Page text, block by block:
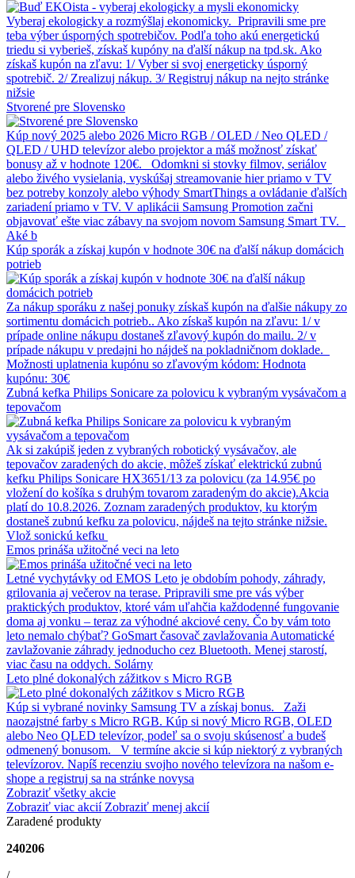
Vyberaj ekologicky a rozmýšlaj ekonomicky. Pripravili sme pre
teba výber úsporných spotrebičov. Podľa toho akú energetickú
triedu si vyberieš, získaš kupóny na ďalší nákup na tpd.sk. Ako
získaš kupón na zľavu: 1/ Vyber si svoj energeticky úsporný
spotrebič. 2/ Zrealizuj nákup. 3/ Registruj nákup na nejto stránke
nižsie
Stvorené pre Slovensko
Kúp nový 2025 alebo 2026 Micro RGB / OLED / Neo QLED /
QLED / UHD televízor alebo projektor a máš možnosť získať
bonusy až v hodnote 120€. Odomkni si stovky filmov, seriálov
alebo živého vysielania, vyskúšaj streamovanie hier priamo v TV
bez potreby konzoly alebo výhody SmartThings a ovládanie ďalších
zariadení priamo v TV. V aplikácii Samsung Promotion začni
objavovať ešte viac zábavy na svojom novom Samsung Smart TV.
Aké b
Kúp sporák a získaj kupón v hodnote 30€ na ďalší nákup domácich
potrieb
Za nákup sporáku z našej ponuky získaš kupón na ďalšie nákupy zo
sortimentu domácich potrieb.. Ako získaš kupón na zľavu: 1/ v
prípade online nákupu dostaneš zľavový kupón do mailu. 2/ v
prípade nákupu v predajni ho nájdeš na pokladničnom doklade.
Možnosti uplatnenia kupónu so zľavovým kódom: Hodnota
kupónu: 30€
Zubná kefka Philips Sonicare za polovicu k vybraným vysávačom a
tepovačom
Ak si zakúpiš jeden z vybraných robotický vysávačov, ale
tepovačov zaradených do akcie, môžeš získať elektrickú zubnú
kefku Philips Sonicare HX3651/13 za polovicu (za 14.95€ po
vložení do košíka s druhým tovarom zaradeným do akcie).Akcia
platí do 10.8.2026. Zoznam zaradených produktov, ku ktorým
dostaneš zubnú kefku za polovicu, nájdeš na tejto stránke nižsie.
Vlož sonickú kefku
Emos prináša užitočné veci na leto
Letné vychytávky od EMOS Leto je obdobím pohody, záhrady,
grilovania aj večerov na terase. Pripravili sme pre vás výber
praktických produktov, ktoré vám uľahčia každodenné fungovanie
doma aj vonku – teraz za výhodné akciové ceny. Čo by vám toto
leto nemalo chýbať? GoSmart časovač zavlažovania Automatické
zavlažovanie záhrady jednoducho cez Bluetooth. Menej starostí,
viac času na oddych. Solárny
Leto plné dokonalých zážitkov s Micro RGB
Kúp si vybrané novinky Samsung TV a získaj bonus. Zaži
naozajstné farby s Micro RGB. Kúp si nový Micro RGB, OLED
alebo Neo QLED televízor, podeľ sa o svoju skúsenosť a budeš
odmenený bonusom. V termíne akcie si kúp niektorý z vybraných
televízorov. Napíš recenziu svojho nového televízora na našom e-
shope a registruj sa na stránke novysa
Zobraziť všetky akcie
Zobraziť viac akcií Zobraziť menej akcií
Zaradené produkty
240206
/